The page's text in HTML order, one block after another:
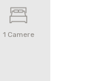
1 Camere